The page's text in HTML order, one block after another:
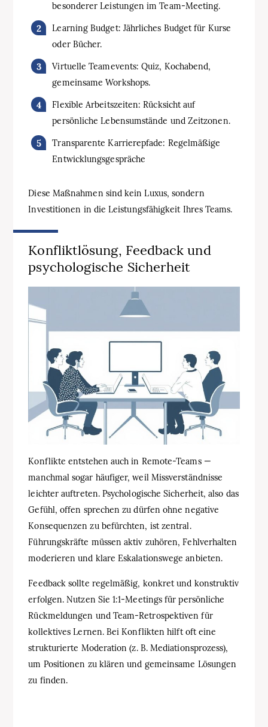
besonderer Leistungen im Team-Meeting.
Learning Budget: Jährliches Budget für Kurse
oder Bücher.
Virtuelle Teamevents: Quiz, Kochabend,
gemeinsame Workshops.
Flexible Arbeitszeiten: Rücksicht auf
persönliche Lebensumstände und Zeitzonen.
Transparente Karrierepfade: Regelmäßige
Entwicklungsgespräche
Diese Maßnahmen sind kein Luxus, sondern
Investitionen in die Leistungsfähigkeit Ihres Teams.
Konfliktlösung, Feedback und
psychologische Sicherheit
Konflikte entstehen auch in Remote-Teams —
manchmal sogar häufiger, weil Missverständnisse
leichter auftreten. Psychologische Sicherheit, also das
Gefühl, offen sprechen zu dürfen ohne negative
Konsequenzen zu befürchten, ist zentral.
Führungskräfte müssen aktiv zuhören, Fehlverhalten
moderieren und klare Eskalationswege anbieten.
Feedback sollte regelmäßig, konkret und konstruktiv
erfolgen. Nutzen Sie 1:1-Meetings für persönliche
Rückmeldungen und Team-Retrospektiven für
kollektives Lernen. Bei Konflikten hilft oft eine
strukturierte Moderation (z. B. Mediationsprozess),
um Positionen zu klären und gemeinsame Lösungen
zu finden.